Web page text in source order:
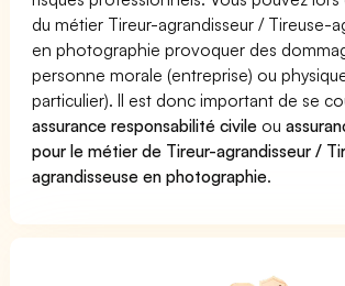
du métier Tireur-agrandisseur / Tireuse-
en photographie provoquer des
personne morale (entreprise) ou
particulier). Il est donc important de se
assurance responsabilité civile ou
pour le métier de Tireur-agrandisseur /
agrandisseuse en photographie.